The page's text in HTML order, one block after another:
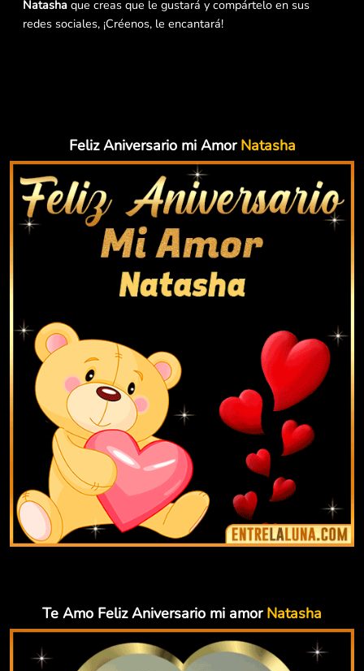
Natasha que creas que le gustará y compártelo en sus
redes sociales, ¡Créenos, le encantará!
Feliz Aniversario mi Amor Natasha
Te Amo Feliz Aniversario mi amor Natasha